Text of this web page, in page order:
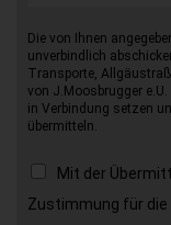
Die von Ihnen
unverbindlich
Transporte,
von J.Moosbrugger
in Verbindung setzen
übermitteln.
Mit der
Zustimmung für